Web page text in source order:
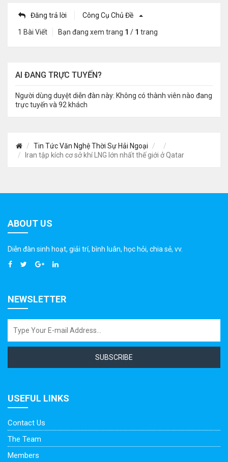
Đăng trả lời Công Cụ Chủ Đề
1 Bài Viết Bạn đang xem trang 1 / 1 trang
AI ĐANG TRỰC TUYẾN?
Người dùng duyệt diễn đàn này: Không có thành viên nào đang
trực tuyến và 92 khách
Tin Tức Văn Nghệ Thời Sự Hải Ngoại
Iran tập kích cơ sở khí LNG lớn nhất thế giới ở Qatar
ABOUT US
Diễn đàn sinh hoạt, giải trí, bình luân, học hỏi, chia sẻ, vv.
NEWSLETTER
SUBSCRIBE
USEFUL LINKS
Contact Us
The Team
Members